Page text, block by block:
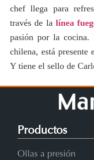
chef llega para
través de la línea
pasión por la
chilena, está presente
Y tiene el sello de
Productos
Ollas a presión